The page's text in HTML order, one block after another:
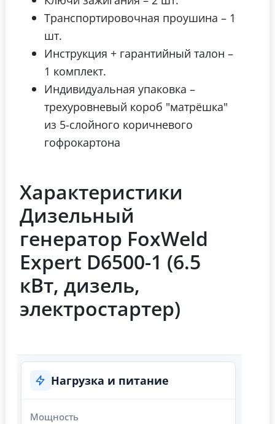
Транспортировочная проушина – 1
шт.
Инструкция + гарантийный талон –
1 комплект.
Индивидуальная упаковка –
трехуровневый короб "матрёшка"
из 5-слойного коричневого
гофрокартона
Характеристики
Дизельный
генератор FoxWeld
Expert D6500-1 (6.5
кВт, дизель,
электростартер)
Нагрузка и питание
Мощность